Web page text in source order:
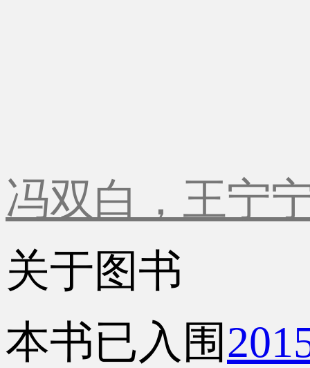
冯双白，王宁
关于图书
本书已入围